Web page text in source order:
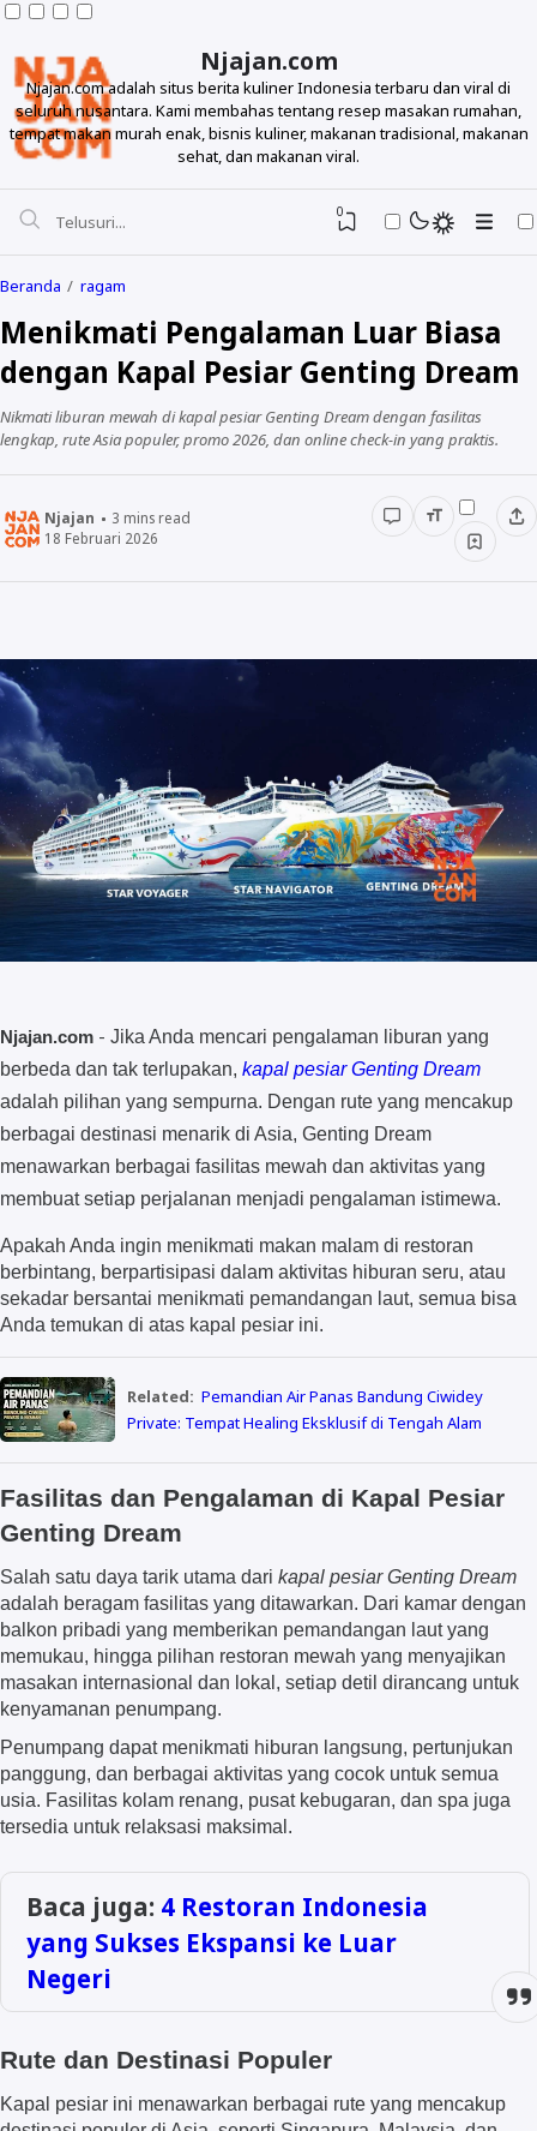
Njajan.com
Njajan.com adalah situs berita kuliner Indonesia terbaru dan viral di
seluruh nusantara. Kami membahas tentang resep masakan rumahan,
tempat makan murah enak, bisnis kuliner, makanan tradisional, makanan
sehat, dan makanan viral.
Makanan
Minuman
Wow
Njajan Network
0
Beranda ragam
Menikmati Pengalaman Luar Biasa
dengan Kapal Pesiar Genting Dream
Nikmati liburan mewah di kapal pesiar Genting Dream dengan fasilitas
lengkap, rute Asia populer, promo 2026, dan online check-in yang praktis.
Njajan 3 mins read
18 Februari 2026
Njajan.com - Jika Anda mencari pengalaman liburan yang
berbeda dan tak terlupakan, kapal pesiar Genting Dream
adalah pilihan yang sempurna. Dengan rute yang mencakup
berbagai destinasi menarik di Asia, Genting Dream
menawarkan berbagai fasilitas mewah dan aktivitas yang
membuat setiap perjalanan menjadi pengalaman istimewa.
Apakah Anda ingin menikmati makan malam di restoran
berbintang, berpartisipasi dalam aktivitas hiburan seru, atau
sekadar bersantai menikmati pemandangan laut, semua bisa
Anda temukan di atas kapal pesiar ini.
Related: Pemandian Air Panas Bandung Ciwidey
Private: Tempat Healing Eksklusif di Tengah Alam
Fasilitas dan Pengalaman di Kapal Pesiar
Genting Dream
Salah satu daya tarik utama dari kapal pesiar Genting Dream
adalah beragam fasilitas yang ditawarkan. Dari kamar dengan
balkon pribadi yang memberikan pemandangan laut yang
memukau, hingga pilihan restoran mewah yang menyajikan
masakan internasional dan lokal, setiap detil dirancang untuk
kenyamanan penumpang.
Penumpang dapat menikmati hiburan langsung, pertunjukan
panggung, dan berbagai aktivitas yang cocok untuk semua
usia. Fasilitas kolam renang, pusat kebugaran, dan spa juga
tersedia untuk relaksasi maksimal.
Baca juga: 4 Restoran Indonesia
yang Sukses Ekspansi ke Luar
Negeri
Rute dan Destinasi Populer
Kapal pesiar ini menawarkan berbagai rute yang mencakup